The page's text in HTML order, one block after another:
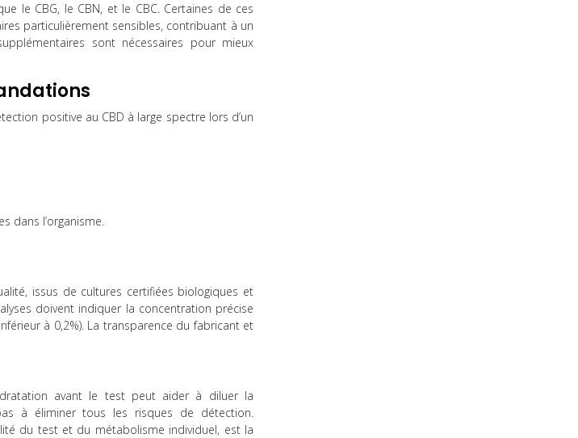
le CBG, le CBN, et le CBC. Certaines de ces
particulièrement sensibles, contribuant à un
sont nécessaires pour mieux
positive au CBD à large spectre lors d’un
dans l’organisme.
issus de cultures certifiées biologiques et
doivent indiquer la concentration précise
à 0,2%). La transparence du fabricant et
avant le test peut aider à diluer la
à éliminer tous les risques de détection.
du test et du métabolisme individuel, est la